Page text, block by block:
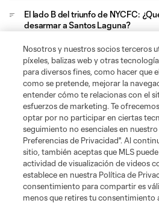
El lado B del triunfo de NYCFC:
desarmar a Santos Laguna?
San Diego FC y sus aficionados
graduación en el Azteca
Acerca de MLS
Social
Nosotros y nuestros socios terceros
píxeles, balizas web y otras
para diversos fines, como hacer que
como se pretende, mejorar la
entender cómo te relacionas con el
esfuerzos de marketing. Te
optar por no participar en ciertas
seguimiento no esenciales en
Preferencias de Privacidad". Al
sitio, también aceptas que MLS
actividad de visualización de videos
establece en nuestra Política de
consentimiento para compartir es
menos que retires tu consentimiento